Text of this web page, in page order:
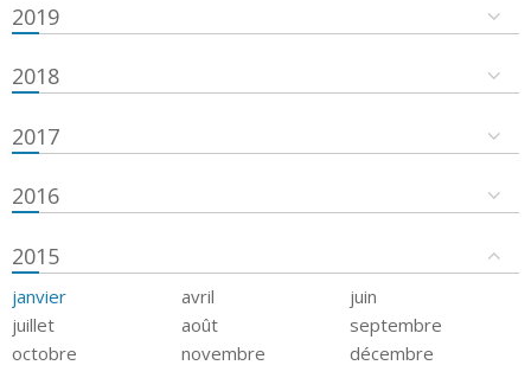
2019
2018
2017
2016
2015
janvier avril
juin
juillet
août
septembre
octobre
novembre décembre